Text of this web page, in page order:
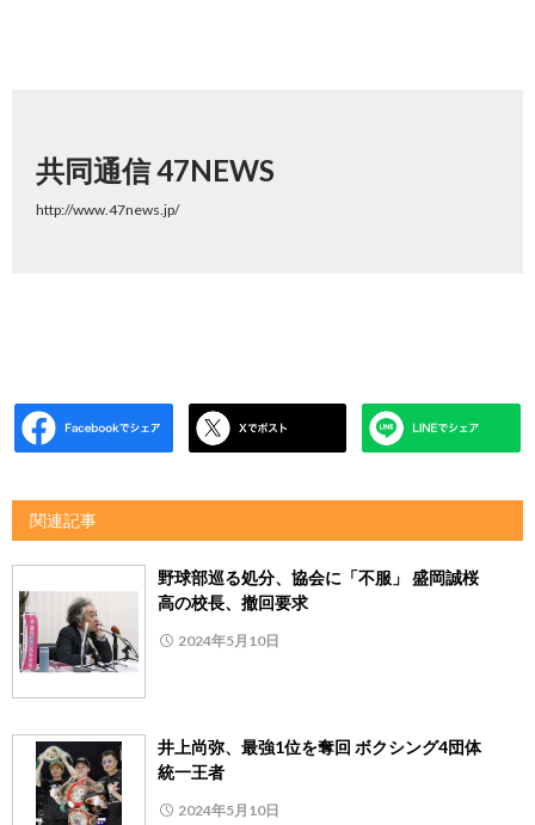
共同通信 47NEWS
http://www.47news.jp/
関連記事
野球部巡る処分、協会に「不服」 盛岡誠桜
高の校長、撤回要求
2024年5月10日
井上尚弥、最強1位を奪回 ボクシング4団体
統一王者
2024年5月10日